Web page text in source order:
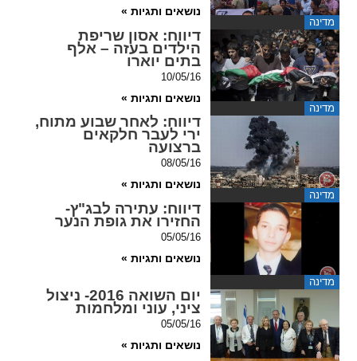
התרחק
גופנים
remove_circle_outline
Decrease font
add_circle_outline
Increase font
spellcheck
גופן קריא
ניגודיות צבעים
brightness_high
ניגודיות בהירה ניגודיות כהה
קישורים
מדינה
נושאים ותגיות »
מדינה
דיווח : אסון שריפת
הילדים בעזה – אלף
בתים יוארו
10/05/16
נושאים ותגיות »
מדינה
דיווח : לאחר שבוע מתוח,
ירי לעבר חלקאים
ברצועה
08/05/16
נושאים ותגיות »
מדינה
דיווח : עתירה לבג"ץ-
החזירו את גופת הנער
05/05/16
נושאים ותגיות »
יום השואה 2016- ניצול
ציני, עוני ומלחמות
05/05/16
נושאים ותגיות »